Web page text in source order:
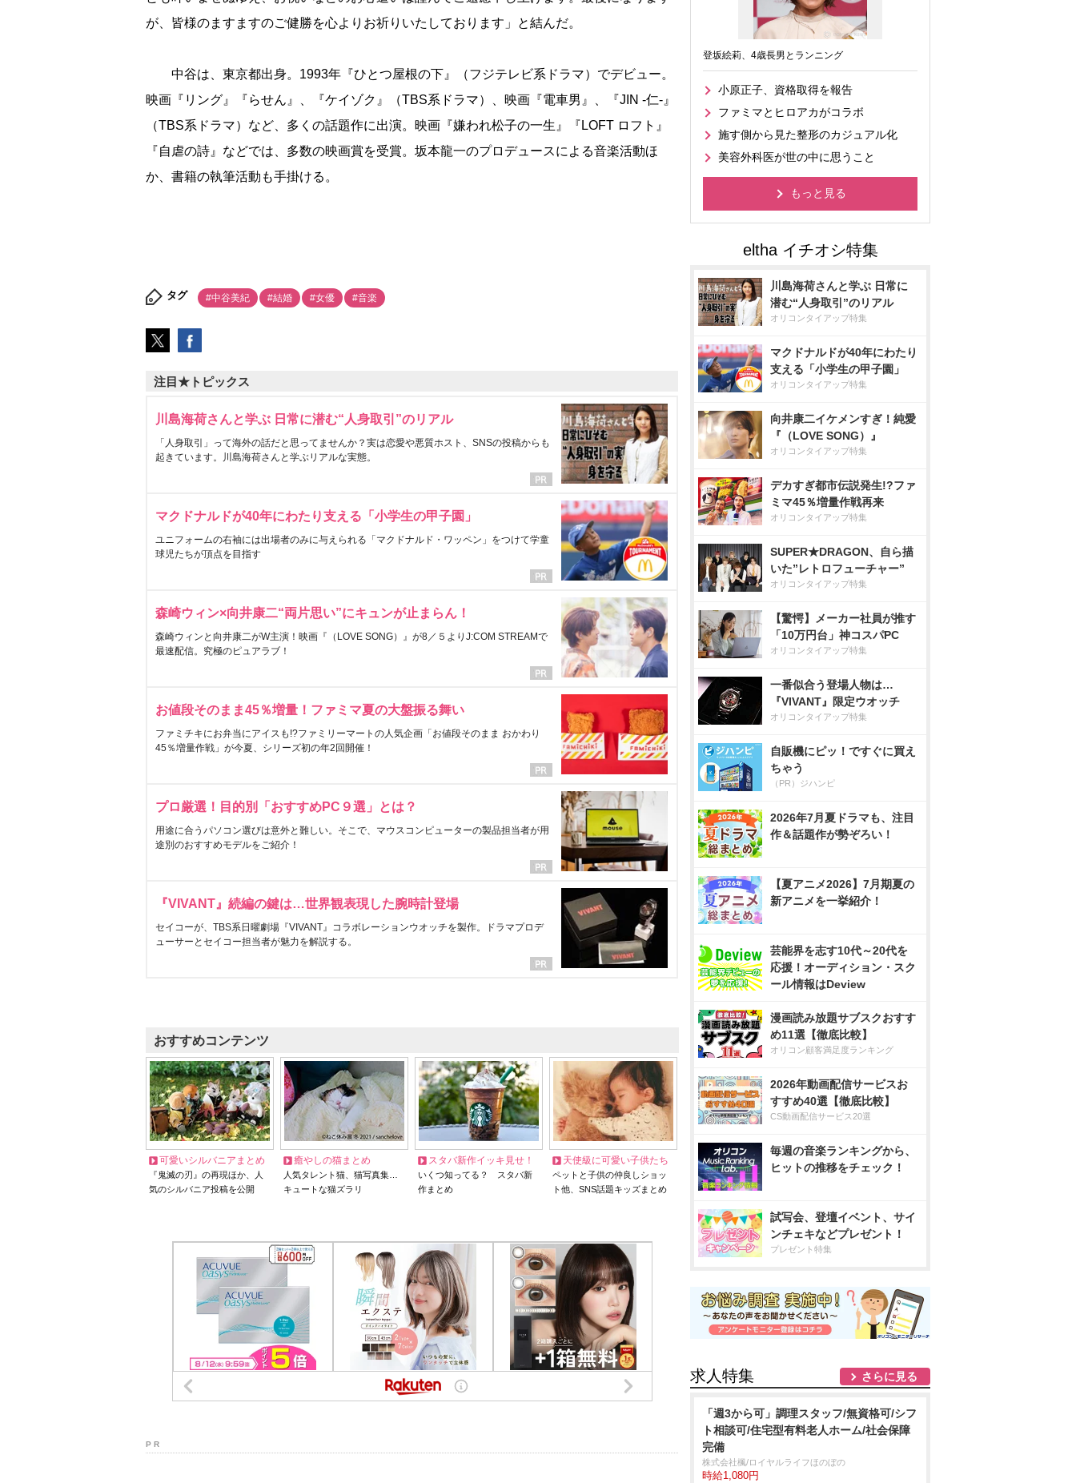
が、皆様のますますのご健勝を心よりお祈りいたしております」と結んだ。
中谷は、東京都出身。1993年『ひとつ屋根の下』（フジテレビ系ドラマ）でデビュー。
映画『リング』『らせん』、『ケイゾク』（TBS系ドラマ）、映画『電車男』、『JIN -仁-』
（TBS系ドラマ）など、多くの話題作に出演。映画『嫌われ松子の一生』『LOFT ロフト』
『自虐の詩』などでは、多数の映画賞を受賞。坂本龍一のプロデュースによる音楽活動ほ
か、書籍の執筆活動も手掛ける。
タグ #中谷美紀 #結婚 #女優 #音楽
注目★トピックス
川島海荷さんと学ぶ 日常に潜む“人身取引”のリアル
「人身取引」って海外の話だと思ってませんか？実は恋愛や悪質ホスト、SNSの投稿からも
起きています。川島海荷さんと学ぶリアルな実態。
マクドナルドが40年にわたり支える「小学生の甲子園」
ユニフォームの右袖には出場者のみに与えられる「マクドナルド・ワッペン」をつけて学童
球児たちが頂点を目指す
森崎ウィン×向井康二“両片思い”にキュンが止まらん！
森崎ウィンと向井康二がW主演！映画『（LOVE SONG）』が8／５よりJ:COM STREAMで
最速配信。究極のピュアラブ！
お値段そのまま45％増量！ファミマ夏の大盤振る舞い
ファミチキにお弁当にアイスも!?ファミリーマートの人気企画「お値段そのまま おかわり
45％増量作戦」が今夏、シリーズ初の年2回開催！
プロ厳選！目的別「おすすめPC９選」とは？
用途に合うパソコン選びは意外と難しい。そこで、マウスコンピューターの製品担当者が用
途別のおすすめモデルをご紹介！
『VIVANT』続編の鍵は…世界観表現した腕時計登場
セイコーが、TBS系日曜劇場『VIVANT』コラボレーションウオッチを製作。ドラマプロデ
ューサーとセイコー担当者が魅力を解説する。
おすすめコンテンツ
可愛いシルバニアまとめ
『鬼滅の刃』の再現ほか、人
気のシルバニア投稿を公開
癒やしの猫まとめ
人気タレント猫、猫写真集…
キュートな猫ズラリ
スタバ新作イッキ見せ！
いくつ知ってる？ スタバ新
作まとめ
天使級に可愛い子供たち
ペットと子供の仲良しショッ
ト他、SNS話題キッズまとめ
P R
登坂絵莉、4歳長男とランニング
小原正子、資格取得を報告
ファミマとヒロアカがコラボ
施す側から見た整形のカジュアル化
美容外科医が世の中に思うこと
もっと見る
川島海荷さんと学ぶ 日常に
潜む“人身取引”のリアル
オリコンタイアップ特集
マクドナルドが40年にわたり
支える「小学生の甲子園」
オリコンタイアップ特集
向井康二イケメンすぎ！純愛
『（LOVE SONG）』
オリコンタイアップ特集
デカすぎ都市伝説発生!?ファ
ミマ45％増量作戦再来
オリコンタイアップ特集
SUPER★DRAGON、自ら描
いた”レトロフューチャー”
オリコンタイアップ特集
【驚愕】メーカー社員が推す
「10万円台」神コスパPC
オリコンタイアップ特集
一番似合う登場人物は…
『VIVANT』限定ウオッチ
オリコンタイアップ特集
自販機にピッ！ですぐに買え
ちゃう
（PR）ジハンピ
2026年7月夏ドラマも、注目
作＆話題作が勢ぞろい！
【夏アニメ2026】7月期夏の
新アニメを一挙紹介！
芸能界を志す10代～20代を
応援！オーディション・スク
ール情報はDeview
漫画読み放題サブスクおすす
め11選【徹底比較】
オリコン顧客満足度ランキング
2026年動画配信サービスお
すすめ40選【徹底比較】
CS動画配信サービス20選
毎週の音楽ランキングから、
ヒットの推移をチェック！
試写会、登壇イベント、サイ
ンチェキなどプレゼント！
プレゼント特集
求人特集 さらに見る
「週3から可」調理スタッフ/無資格可/シフ
ト相談可/住宅型有料老人ホーム/社会保障
完備
株式会社楓/ロイヤルライフほのぼの
時給1,080円